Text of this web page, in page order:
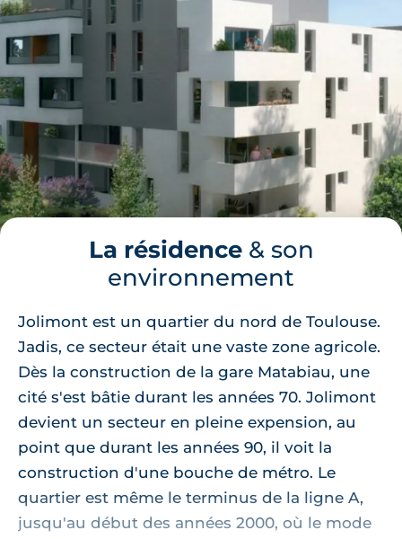
La résidence& son
environnement
Jolimont est un quartier du nord de Toulouse.
Jadis, ce secteur était une vaste zone agricole.
Dès la construction de la gare Matabiau, une
cité s'est bâtie durant les années 70. Jolimont
devient un secteur en pleine expension, au
point que durant les années 90, il voit la
construction d'une bouche de métro. Le
quartier est même le terminus de la ligne A,
jusqu'au début des années 2000, où le mode